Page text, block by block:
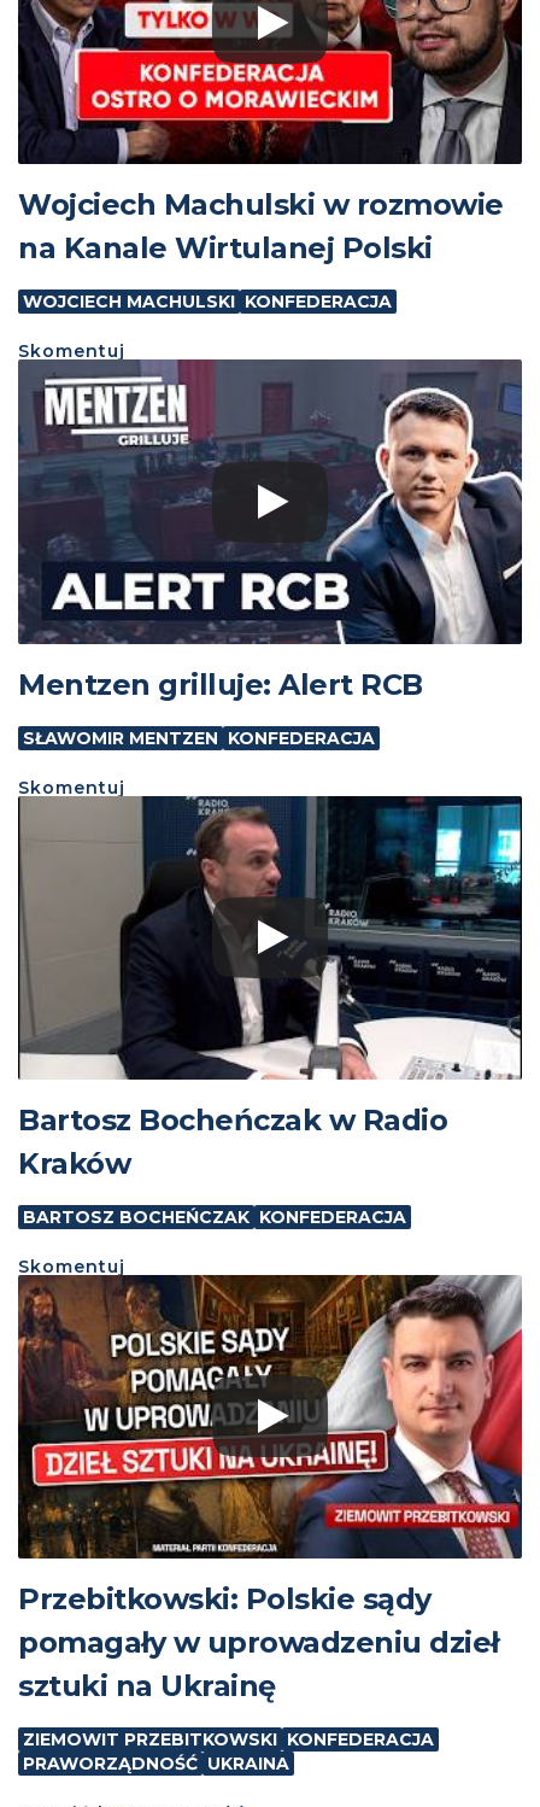
Wojciech Machulski w rozmowie
na Kanale Wirtulanej Polski
WOJCIECH MACHULSKI KONFEDERACJA
Skomentuj
Mentzen grilluje: Alert RCB
SŁAWOMIR MENTZEN KONFEDERACJA
Skomentuj
Bartosz Bocheńczak w Radio
Kraków
BARTOSZ BOCHEŃCZAK KONFEDERACJA
Skomentuj
Przebitkowski: Polskie sądy
pomagały w uprowadzeniu dzieł
sztuki na Ukrainę
ZIEMOWIT PRZEBITKOWSKI KONFEDERACJA
PRAWORZĄDNOŚĆ UKRAINA